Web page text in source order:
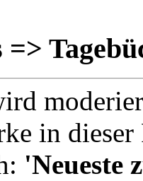
=>
in
'Neueste